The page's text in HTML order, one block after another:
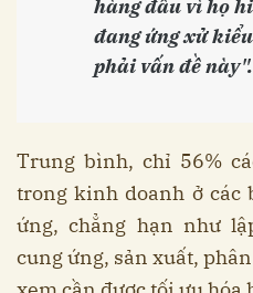
hàng đầu vì họ
đang ứng xử
phải vấn đề này".
Trung bình, chỉ 56%
trong kinh doanh ở các
ứng, chẳng hạn như
cung ứng, sản xuất,